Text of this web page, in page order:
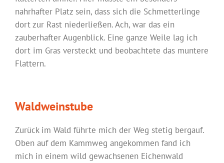
nahrhafter Platz sein, dass sich die Schmetterlinge
dort zur Rast niederließen. Ach, war das ein
zauberhafter Augenblick. Eine ganze Weile lag ich
dort im Gras versteckt und beobachtete das muntere
Flattern.
Waldweinstube
Zurück im Wald führte mich der Weg stetig bergauf.
Oben auf dem Kammweg angekommen fand ich
mich in einem wild gewachsenen Eichenwald